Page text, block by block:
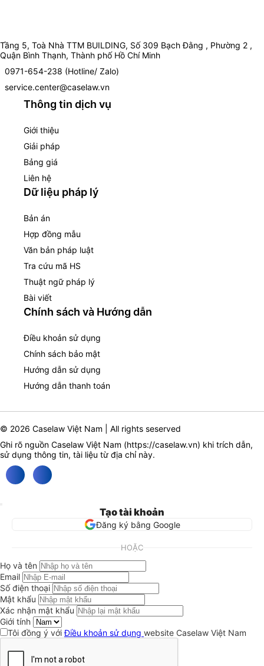
Tầng 5, Toà Nhà TTM BUILDING, Số 309 Bạch Đằng , Phường 2 ,
Quận Bình Thạnh, Thành phố Hồ Chí Minh
0971-654-238 (Hotline/ Zalo)
service.center@caselaw.vn
Thông tin dịch vụ
Giới thiệu
Giải pháp
Bảng giá
Liên hệ
Dữ liệu pháp lý
Bản án
Hợp đồng mẫu
Văn bản pháp luật
Tra cứu mã HS
Thuật ngữ pháp lý
Bài viết
Chính sách và Hướng dẫn
Điều khoản sử dụng
Chính sách bảo mật
Hướng dẫn sử dụng
Hướng dẫn thanh toán
© 2026 Caselaw Việt Nam | All rights seserved
Ghi rõ nguồn Caselaw Việt Nam (https://caselaw.vn) khi trích dẫn,
sử dụng thông tin, tài liệu từ địa chỉ này.
Tạo tài khoản
Đăng ký bằng Google
HOẶC
Họ và tên
Email
Số điện thoại
Mật khẩu
Xác nhận mật khẩu
Giới tính
Tôi đồng ý vớiĐiều khoản sử dụng website Caselaw Việt Nam